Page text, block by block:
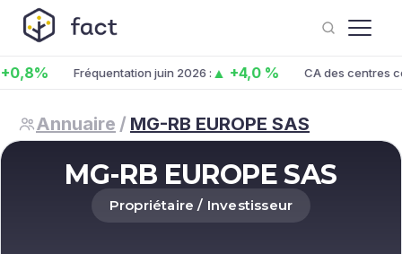
Fréquentation juin 2026 :▲ +4,0 % CA des centres
Annuaire / MG-RB EUROPE SAS
MG-RB EUROPE SAS
Propriétaire / Investisseur